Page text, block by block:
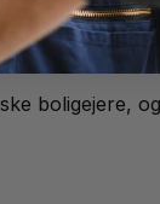
2.200 kr.
boligejere,